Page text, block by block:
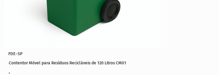
Contentor Móvel para Resíduos Recicláveis de 120 Litros CM01
FDE-SP